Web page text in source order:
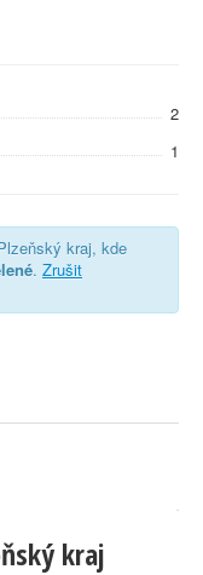
2
1
kraj, kde
. Zrušit
kraj